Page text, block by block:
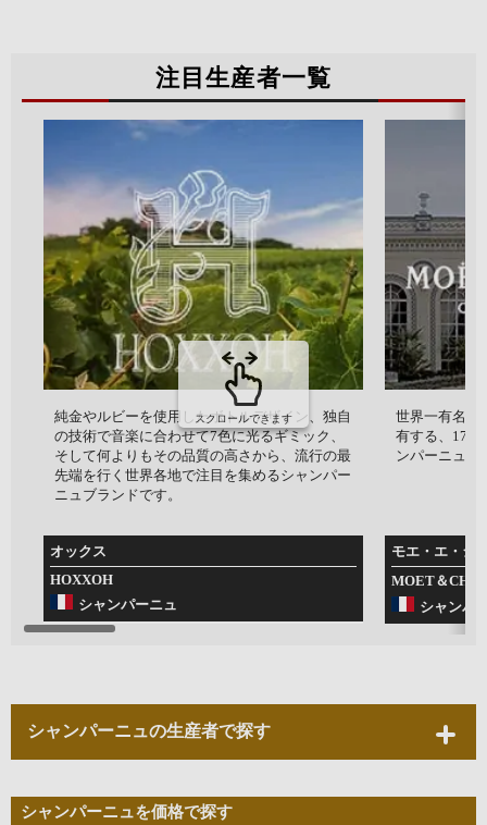
注目生産者一覧
純金やルビーを使用したボトルデザイン、独自
の技術で音楽に合わせて7色に光るギミック、
そして何よりもその品質の高さから、流行の最
先端を行く世界各地で注目を集めるシャンパー
ニュブランドです。
オックス
HOXXOH
シャンパーニュ
世界一有名な
有する、
ンパーニュ地
モエ・エ・シ
MOET＆
シャンパ
スクロールできます
シャンパーニュの生産者で探す
シャンパーニュを価格で探す